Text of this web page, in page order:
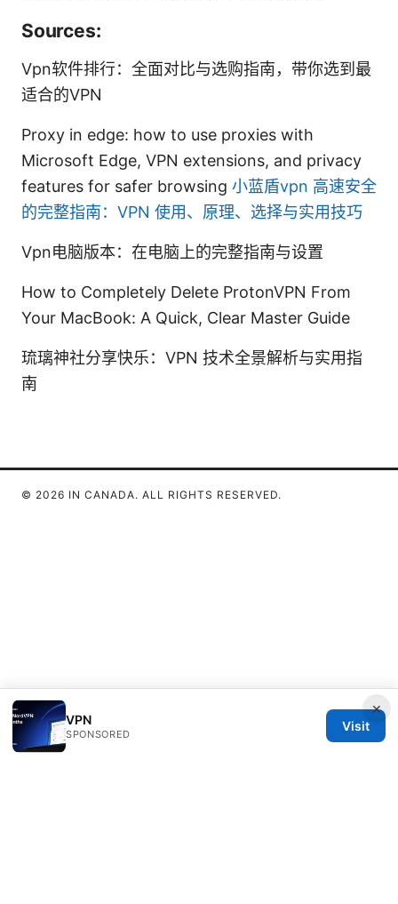
Sources:
Vpn软件排行：全面对比与选购指南，带你选到最
适合的VPN
Proxy in edge: how to use proxies with
Microsoft Edge, VPN extensions, and privacy
features for safer browsing 小蓝盾vpn 高速安全
的完整指南：VPN 使用、原理、选择与实用技巧
Vpn电脑版本：在电脑上的完整指南与设置
How to Completely Delete ProtonVPN From
Your MacBook: A Quick, Clear Master Guide
琉璃神社分享快乐：VPN 技术全景解析与实用指
南
×
VPN
SPONSORED
Visit
© 2026 IN CANADA. ALL RIGHTS RESERVED.